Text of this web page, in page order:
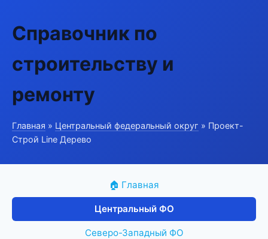
Справочник по
строительству и
ремонту
Главная » Центральный федеральный округ » Проект-
Строй Line Дерево
🏠 Главная
Центральный ФО
Северо-Западный ФО